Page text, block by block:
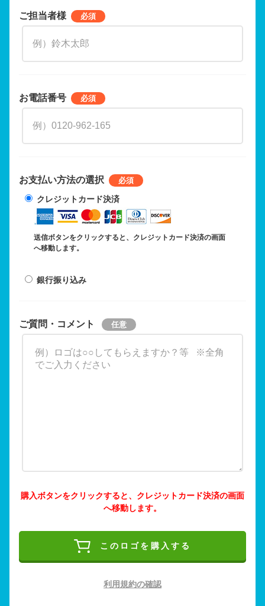
ご担当者様
お電話番号
お支払い方法の選択
クレジットカード決済
送信ボタンをクリックすると、クレジットカード決済の画面
へ移動します。
銀行振り込み
ご質問・コメント
購入ボタンをクリックすると、クレジットカード決済の画面
へ移動します。
このロゴを購入する
利用規約の確認